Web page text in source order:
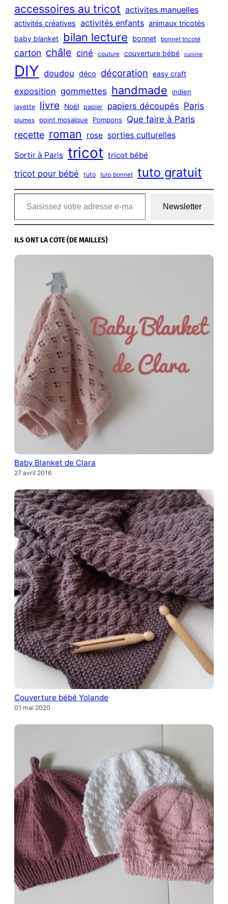
c
h
accessoires au tricot activites manuelles
activités créatives activités enfants animaux tricotés
baby blanket bilan lecture bonnet bonnet tricoté
carton châle ciné couture couverture bébé cuisine
DIY doudou déco décoration easy craft
exposition gommettes handmade indien
layette livre Noël papier papiers découpés Paris
plumes point mosaïque Pompons Que faire à Paris
recette roman rose sorties culturelles
Sortir à Paris tricot tricot bébé
tricot pour bébé tuto tuto bonnet tuto gratuit
Saisissez votre adresse e-mail…
Newsletter
ILS ONT LA COTE (DE MAILLES)
Baby Blanket de Clara
27 avril 2016
Couverture bébé Yolande
01 mai 2020